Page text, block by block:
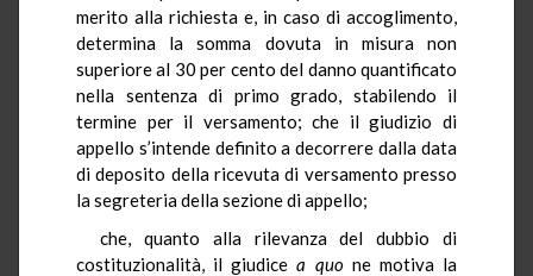
merito alla richiesta e, in caso di accoglimento,
determina la somma dovuta in misura non
superiore al 30 per cento del danno quantificato
nella sentenza di primo grado, stabilendo il
termine per il versamento; che il giudizio di
appello s’intende definito a decorrere dalla data
di deposito della ricevuta di versamento presso
la segreteria della sezione di appello;
che, quanto alla rilevanza del dubbio di
costituzionalità, il giudicea quone motiva la